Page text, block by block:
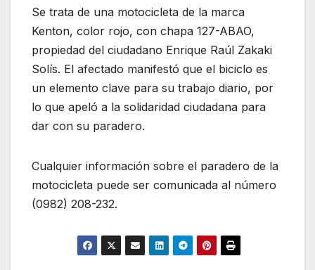
Se trata de una motocicleta de la marca
Kenton, color rojo, con chapa 127-ABAO,
propiedad del ciudadano Enrique Raúl Zakaki
Solís. El afectado manifestó que el biciclo es
un elemento clave para su trabajo diario, por
lo que apeló a la solidaridad ciudadana para
dar con su paradero.
Cualquier información sobre el paradero de la
motocicleta puede ser comunicada al número
(0982) 208-232.